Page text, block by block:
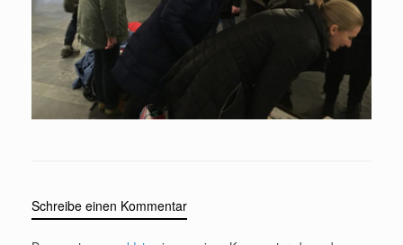
Schreibe einen Kommentar